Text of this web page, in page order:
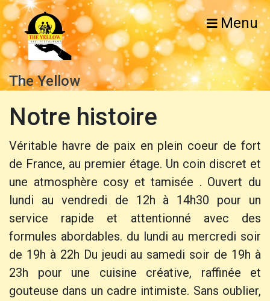
Menu
The Yellow
Notre histoire
Véritable havre de paix en plein coeur de fort
de France, au premier étage. Un coin discret et
une atmosphère cosy et tamisée . Ouvert du
lundi au vendredi de 12h à 14h30 pour un
service rapide et attentionné avec des
formules abordables. du lundi au mercredi soir
de 19h à 22h Du jeudi au samedi soir de 19h à
23h pour une cuisine créative, raffinée et
gouteuse dans un cadre intimiste. Sans oublier,